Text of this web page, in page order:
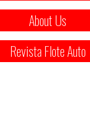
About Us
Revista Flote Auto